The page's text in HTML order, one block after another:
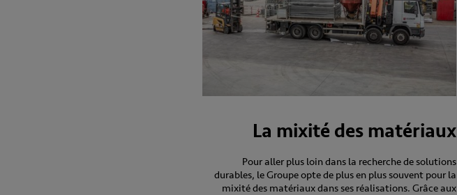
La mixité des matériaux
Pour aller plus loin dans la recherche de solutions
durables, le Groupe opte de plus en plus souvent pour la
mixité des matériaux dans ses réalisations. Grâce aux